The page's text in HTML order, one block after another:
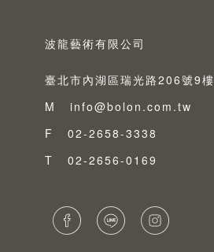
波龍藝術有限公司
臺北市內湖區瑞光路206號9樓
M
info@bolon.com.tw
F
02-2658-3338
T
02-2656-0169